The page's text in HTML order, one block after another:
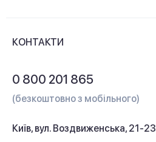
Контакти
КОНТАКТИ
0 800 201 865
(безкоштовно з мобільного)
Київ, вул. Воздвиженська, 21-23